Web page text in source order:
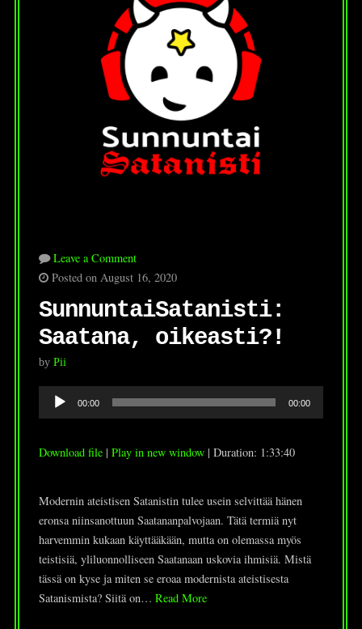
Leave a Comment
Posted on August 16, 2020
SunnuntaiSatanisti:
Saatana, oikeasti?!
by Pii
Audio
00:00 00:00
Download file| Play in new window| Duration: 1:33:40
Modernin ateistisen Satanistin tulee usein selvittää hänen
eronsa niinsanottuun Saatananpalvojaan. Tätä termiä nyt
harvemmin kukaan käyttääkään, mutta on olemassa myös
teistisiä, yliluonnolliseen Saatanaan uskovia ihmisiä. Mistä
tässä on kyse ja miten se eroaa modernista ateistisesta
Satanismista? Siitä on… Read More